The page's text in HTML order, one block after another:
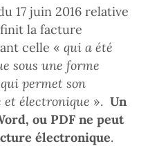
17 juin 2016 relative
la facture
celle « qui a été
sous une forme
permet son
électronique ». Un
ou PDF ne peut
électronique.